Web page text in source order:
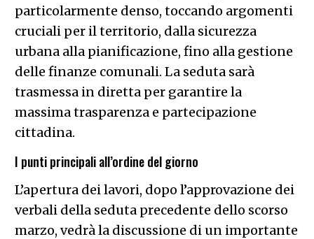
particolarmente denso, toccando argomenti
cruciali per il territorio, dalla sicurezza
urbana alla pianificazione, fino alla gestione
delle finanze comunali. La seduta sarà
trasmessa in diretta per garantire la
massima trasparenza e partecipazione
cittadina.
I punti principali all’ordine del giorno
L’apertura dei lavori, dopo l’approvazione dei
verbali della seduta precedente dello scorso
marzo, vedrà la discussione di un importante